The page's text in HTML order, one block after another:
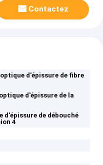
Contactez
d'épissure de fibre
d'épissure de la
d'épissure de débouché
4